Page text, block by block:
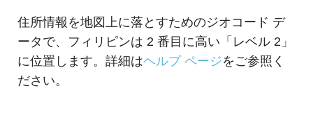
住所情報を地図上に落とすためのジオコード デ
ータで、フィリピンは 2 番目に高い「レベル 2」
に位置します。詳細はヘルプ ページをご参照く
ださい。